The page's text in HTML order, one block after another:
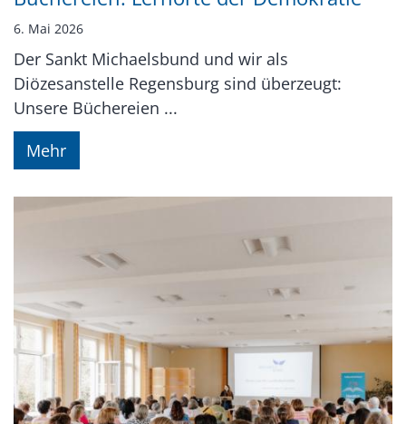
6. Mai 2026
Der Sankt Michaelsbund und wir als
Diözesanstelle Regensburg sind überzeugt:
Unsere Büchereien ...
Mehr